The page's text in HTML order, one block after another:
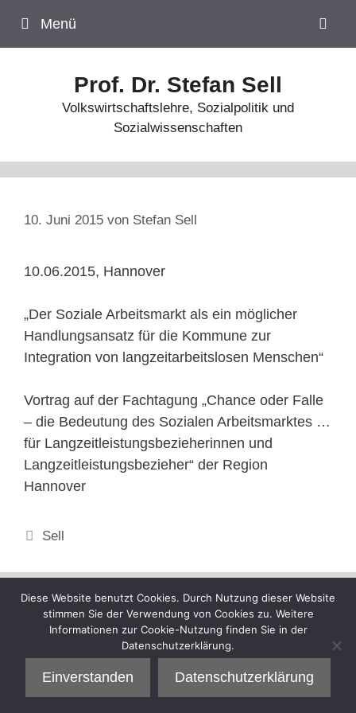
Inhalt
springen
Menü
Prof. Dr. Stefan Sell
Volkswirtschaftslehre, Sozialpolitik und
Sozialwissenschaften
10. Juni 2015 von Stefan Sell
10.06.2015, Hannover
„Der Soziale Arbeitsmarkt als ein möglicher
Handlungsansatz für die Kommune zur
Integration von langzeitarbeitslosen Menschen“
Vortrag auf der Fachtagung „Chance oder Falle
– die Bedeutung des Sozialen Arbeitsmarktes …
für Langzeitleistungsbezieherinnen und
Langzeitleistungsbezieher“ der Region
Hannover
Kategorien
Sell
Diese Website benutzt Cookies. Durch Nutzung dieser Website
stimmen Sie der Verwendung von Cookies zu. Weitere
Informationen zur Cookie-Nutzung finden Sie in der
Datenschutzerklärung.
Einverstanden Datenschutzerklärung